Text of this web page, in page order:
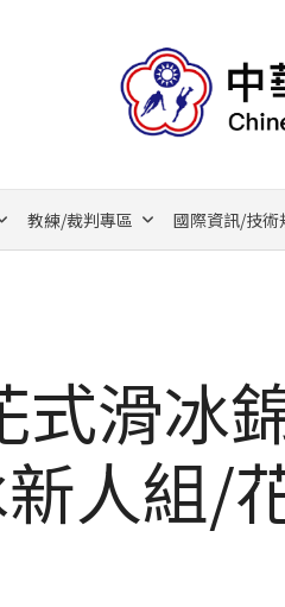
教練/裁判專區 國際資訊/技術
式滑冰
人組/